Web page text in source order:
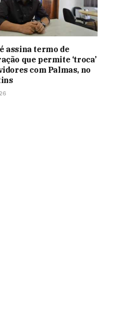
assina termo de
que permite ‘troca’
com Palmas, no